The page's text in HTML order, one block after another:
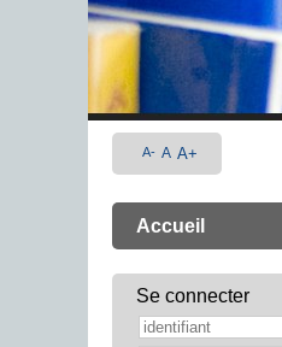
A- A A+
Accueil
Se connecter